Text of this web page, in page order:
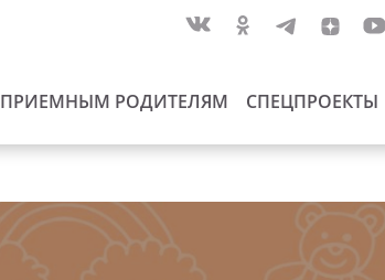
ПРИЕМНЫМ РОДИТЕЛЯМ СПЕЦПРОЕКТЫ